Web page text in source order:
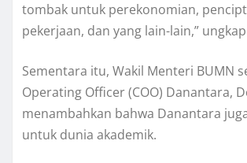
tombak untuk perekonomian,
pekerjaan, dan yang lain-lain,”
Sementara itu, Wakil Menteri BUMN
Operating Officer (COO) Danantara,
menambahkan bahwa Danantara
untuk dunia akademik.